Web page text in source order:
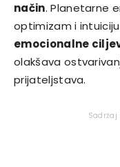
način. Planetarne
optimizam i
emocionalne
olakšava
prijateljstava.